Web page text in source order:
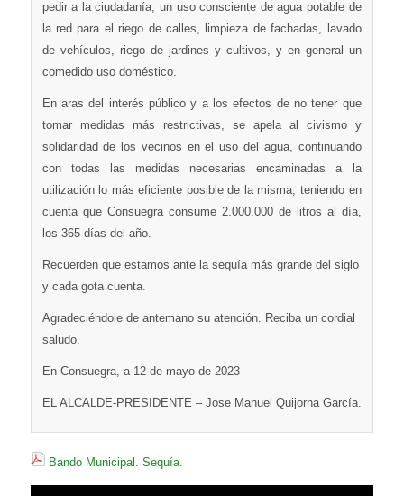
pedir a la ciudadanía, un uso consciente de agua potable de
la red para el riego de calles, limpieza de fachadas, lavado
de vehículos, riego de jardines y cultivos, y en general un
comedido uso doméstico.
En aras del interés público y a los efectos de no tener que
tomar medidas más restrictivas, se apela al civismo y
solidaridad de los vecinos en el uso del agua, continuando
con todas las medidas necesarias encaminadas a la
utilización lo más eficiente posible de la misma, teniendo en
cuenta que Consuegra consume 2.000.000 de litros al día,
los 365 días del año.
Recuerden que estamos ante la sequía más grande del siglo
y cada gota cuenta.
Agradeciéndole de antemano su atención. Reciba un cordial
saludo.
En Consuegra, a 12 de mayo de 2023
EL ALCALDE-PRESIDENTE – Jose Manuel Quijorna García.
Bando Municipal. Sequía.